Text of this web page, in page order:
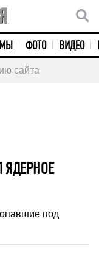
ФОТО ВИДЕО
сайта
ЯДЕРНОЕ
под